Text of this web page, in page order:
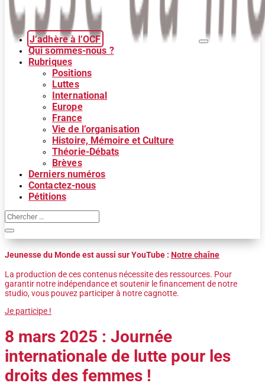
J’adhère à l’OCF
Qui sommes-nous ?
Rubriques
Positions
Luttes
International
Europe
France
Vie de l’organisation
Histoire, Mémoire et Culture
Théorie-Débats
Brèves
Derniers numéros
Contactez-nous
Pétitions
Jeunesse du Monde est aussi sur YouTube : Notre chaîne
La production de ces contenus nécessite des ressources. Pour
garantir notre indépendance et soutenir le financement de notre
studio, vous pouvez participer à notre cagnotte.
Je participe !
8 mars 2025 : Journée
internationale de lutte pour les
droits des femmes !